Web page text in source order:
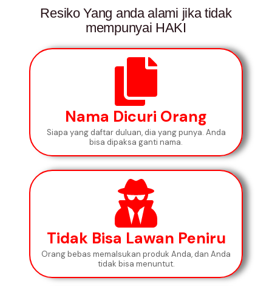
Resiko Yang anda alami jika tidak
mempunyai HAKI
Nama Dicuri Orang
Siapa yang daftar duluan, dia yang punya. Anda
bisa dipaksa ganti nama.
Tidak Bisa Lawan Peniru
Orang bebas memalsukan produk Anda, dan Anda
tidak bisa menuntut.